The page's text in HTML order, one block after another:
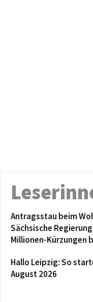
Antragsstau beim
Sächsische
Millionen-Kürzungen
Hallo Leipzig: So
August 2026